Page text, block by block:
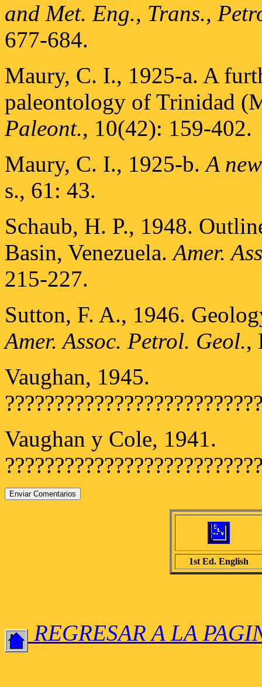
and Met. Eng., Trans.,
677-684.
Maury, C. I., 1925-a. A
paleontology of Trinidad
Paleont., 10(42): 159-402.
Maury, C. I., 1925-b.A
s., 61: 43.
Schaub, H. P., 1948.
Basin, Venezuela.Amer.
215-227.
Sutton, F. A., 1946.
Amer. Assoc. Petrol. Geol.,
Vaughan, 1945.
Vaughan y Cole, 1941.
1st Ed. English
REGRESAR A LA